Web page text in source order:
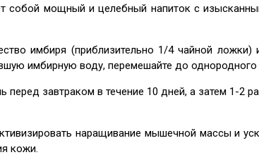
собой мощный и целебный напиток с
имбиря (приблизительно 1/4 чайной
имбирную воду, перемешайте до однородного
перед завтраком в течение 10 дней, а затем 1-2
наращивание мышечной массы и
кожи.